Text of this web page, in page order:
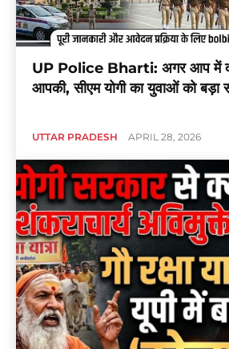
UP Police Bharti: अगर आप में दम
आपकी, सीएम योगी का युवाओं को बड़ा
UTTAR PRADESH APRIL 28, 2026